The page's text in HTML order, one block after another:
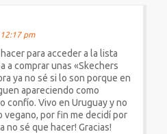
pm
para acceder a la lista
a comprar unas «Skechers
ya no sé si lo son porque en
apareciendo como
confío. Vivo en Uruguay y no
vegano, por fin me decidí por
no sé que hacer! Gracias!